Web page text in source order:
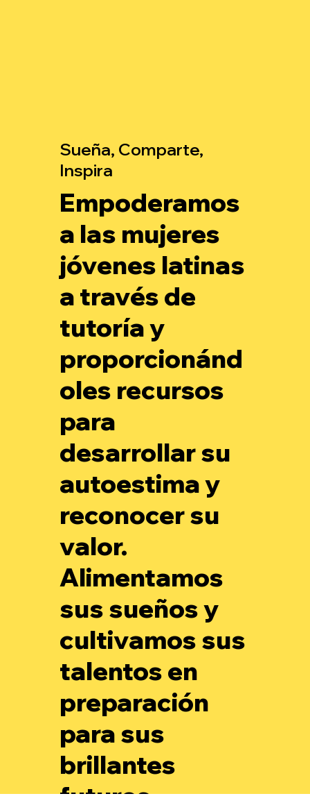
Sueña, Comparte,
Inspira
Empoderamos
a las mujeres
jóvenes latinas
a través de
tutoría y
proporcionánd
oles recursos
para
desarrollar su
autoestima y
reconocer su
valor.
Alimentamos
sus sueños y
cultivamos sus
talentos en
preparación
para sus
brillantes
futuros.